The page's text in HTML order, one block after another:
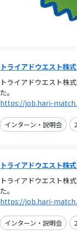
トライアドウエスト株
トライアドウエスト株
た。
https://job.hari-
インターン・説明会
トライアドウエスト株
トライアドウエスト株
た。
https://job.hari-
インターン・説明会